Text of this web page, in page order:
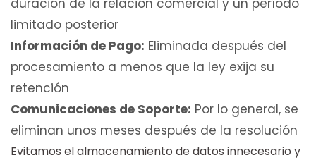
duración de la relación comercial y un período
limitado posterior
Información de Pago: Eliminada después del
procesamiento a menos que la ley exija su
retención
Comunicaciones de Soporte: Por lo general, se
eliminan unos meses después de la resolución
Evitamos el almacenamiento de datos innecesario y